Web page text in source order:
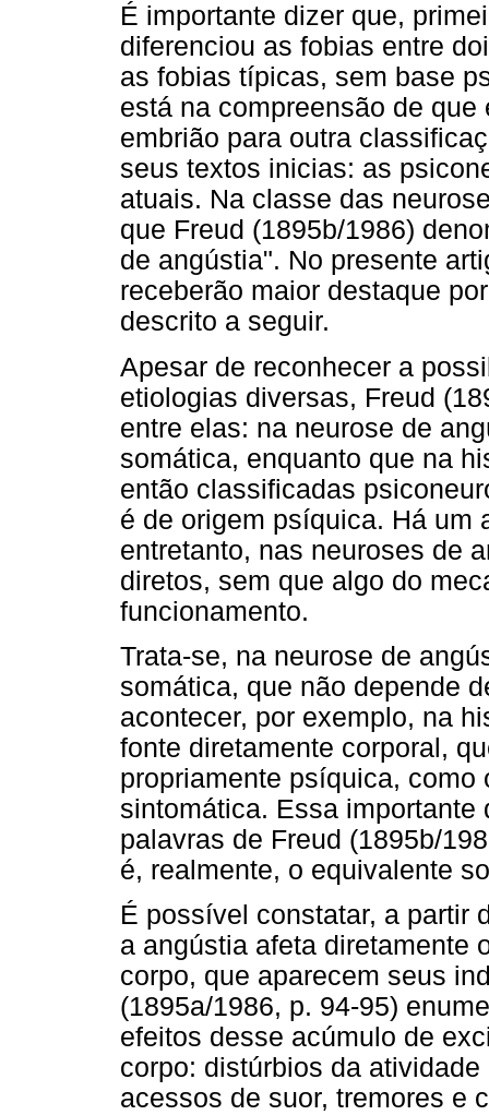
É importante dizer que,
diferenciou as fobias entre
as fobias típicas, sem base
está na compreensão de
embrião para outra
seus textos inicias: as
atuais. Na classe das
que Freud (1895b/1986)
de angústia". No presente
receberão maior destaque
descrito a seguir.
Apesar de reconhecer a
etiologias diversas, Freud
entre elas: na neurose de
somática, enquanto que na
então classificadas
é de origem psíquica. Há um
entretanto, nas neuroses de
diretos, sem que algo do
funcionamento.
Trata-se, na neurose de
somática, que não depende
acontecer, por exemplo, na
fonte diretamente corporal,
propriamente psíquica, como
sintomática. Essa
palavras de Freud (1895b/
é, realmente, o equivalente
É possível constatar, a partir
a angústia afeta diretamente
corpo, que aparecem seus
(1895a/1986, p. 94-95)
efeitos desse acúmulo de
corpo: distúrbios da
acessos de suor, tremores e